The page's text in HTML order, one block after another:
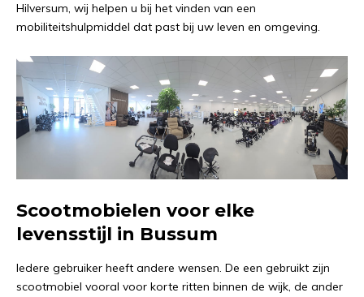
Hilversum, wij helpen u bij het vinden van een
mobiliteitshulpmiddel dat past bij uw leven en omgeving.
Scootmobielen voor elke
levensstijl in Bussum
Iedere gebruiker heeft andere wensen. De een gebruikt zijn
scootmobiel vooral voor korte ritten binnen de wijk, de ander